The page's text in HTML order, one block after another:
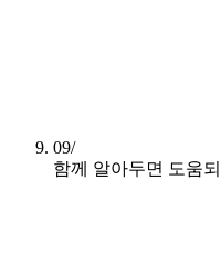
09/
함께 알아두면 도움